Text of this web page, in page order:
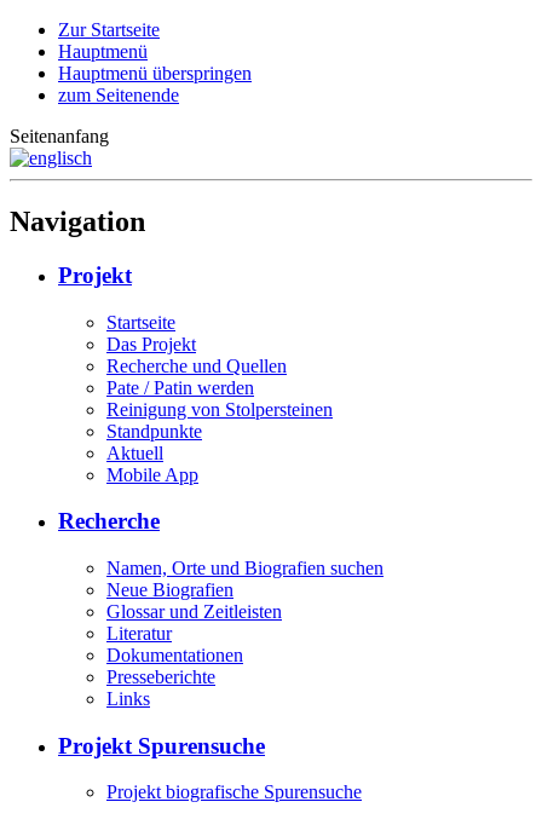
Zur Startseite
Hauptmenü
Hauptmenü überspringen
zum Seitenende
Seitenanfang
Navigation
Projekt
Startseite
Das Projekt
Recherche und Quellen
Pate / Patin werden
Reinigung von Stolpersteinen
Standpunkte
Aktuell
Mobile App
Recherche
Namen, Orte und Biografien suchen
Neue Biografien
Glossar und Zeitleisten
Literatur
Dokumentationen
Presseberichte
Links
Projekt Spurensuche
Projekt biografische Spurensuche